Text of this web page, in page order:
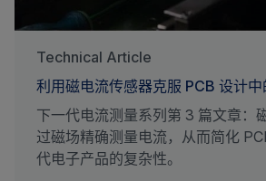
Technical Article
利用磁电流传感器克服 PCB 设计
下一代电流测量系列第 3 篇文章：
过磁场精确测量电流，从而简化
代电子产品的复杂性。